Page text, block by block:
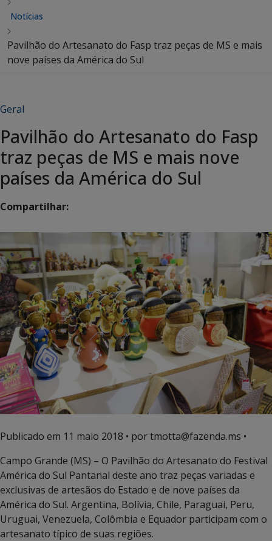
Notícias
Pavilhão do Artesanato do Fasp traz peças de MS e mais
nove países da América do Sul
Geral
Pavilhão do Artesanato do Fasp
traz peças de MS e mais nove
países da América do Sul
Compartilhar:
Publicado em 11 maio 2018 • por tmotta@fazenda.ms •
Campo Grande (MS) – O Pavilhão do Artesanato do Festival
América do Sul Pantanal deste ano traz peças variadas e
exclusivas de artesãos do Estado e de nove países da
América do Sul. Argentina, Bolívia, Chile, Paraguai, Peru,
Uruguai, Venezuela, Colômbia e Equador participam com o
artesanato típico de suas regiões.